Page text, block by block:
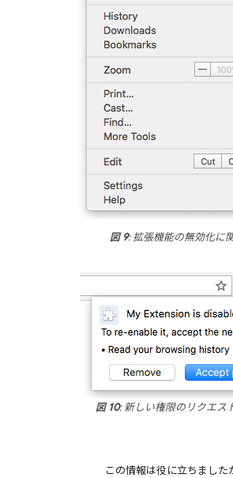
図 9: 拡張機能の無効化に
図 10: 新しい権限のリクエス
この情報は役に立ちました